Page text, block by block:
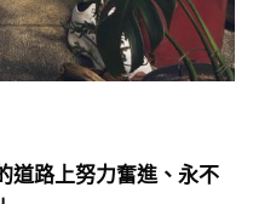
道路上努力奮進、永不